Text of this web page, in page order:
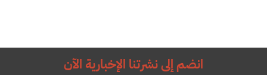
انضم إلى نشرتنا الإخبارية الآن